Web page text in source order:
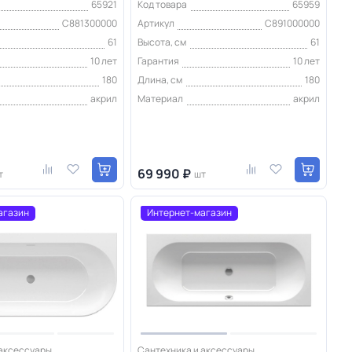
65921
C881300000
61
10 лет
180
акрил
Код товара
65959
Артикул
C891000000
Высота, см
61
Гарантия
10 лет
Длина, см
180
Материал
акрил
69 990 ₽ шт
Интернет-магазин